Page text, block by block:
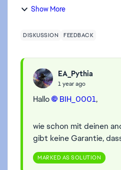
Show More
DISKUSSION FEEDBACK
EA_Pythia
1 year ago
Hallo BIH_0001,
wie schon mit deinen
gibt keine Garantie,
MARKED AS SOLUTION